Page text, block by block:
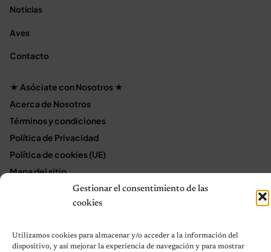
Gestionar el consentimiento de las
cookies
Utilizamos cookies para almacenar y/o acceder a la información del
dispositivo, y así mejorar la experiencia de navegación y para mostrar
Noticias
Aves
Contacto
★ Asóciate con Nosotros ★
Acerca de Nosotros
Términos y condiciones
Política de Privacidad
Política de cookies (UE)
Mapa del sitio
Terms and Conditions